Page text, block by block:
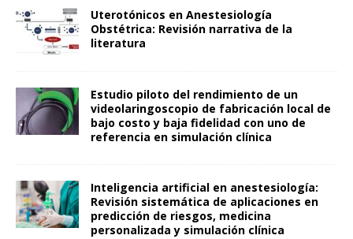
Uterotónicos en Anestesiología
Obstétrica: Revisión narrativa de la
literatura
Estudio piloto del rendimiento de un
videolaringoscopio de fabricación local de
bajo costo y baja fidelidad con uno de
referencia en simulación clínica
Inteligencia artificial en anestesiología:
Revisión sistemática de aplicaciones en
predicción de riesgos, medicina
personalizada y simulación clínica